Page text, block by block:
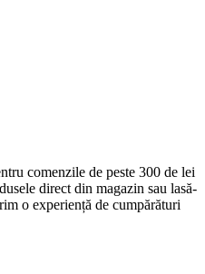
comenzile de peste 300 de lei
direct din magazin sau lasă-
o experiență de cumpărături